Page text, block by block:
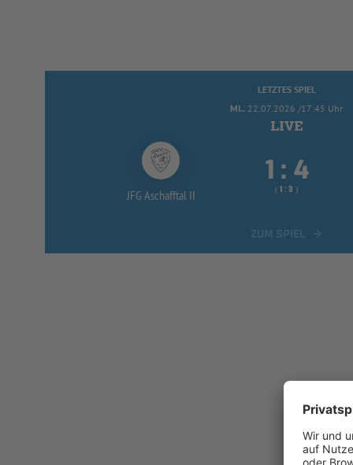
LETZTES SPIEL
MI.. 22.07.2026 /17:45 Uhr
JFG Aschafftal II
 : 
(  :  )